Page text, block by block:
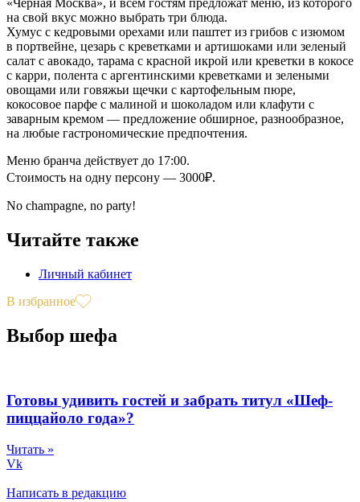
на свой вкус можно выбрать три блюда.
Хумус с кедровыми орехами или паштет из грибов с изюмом
в портвейне, цезарь с креветками и артишоками или зеленый
салат с авокадо, тарама с красной икрой или креветки в кокосе
с карри, полента с аргентинскими креветками и зелеными
овощами или говяжьи щечки с картофельным пюре,
кокосовое парфе с малиной и шоколадом или клафути с
заварным кремом ― предложение обширное, разнообразное,
на любые гастрономические предпочтения.
Меню бранча действует до 17:00.
Стоимость на одну персону — 3000₽.
No сhampagne, no party!
Читайте также
Личный кабинет
В избранное
Выбор шефа
Готовы удивить гостей и забрать титул «Шеф-
пиццайоло года»?
Читать »
Vk
Написать в редакцию